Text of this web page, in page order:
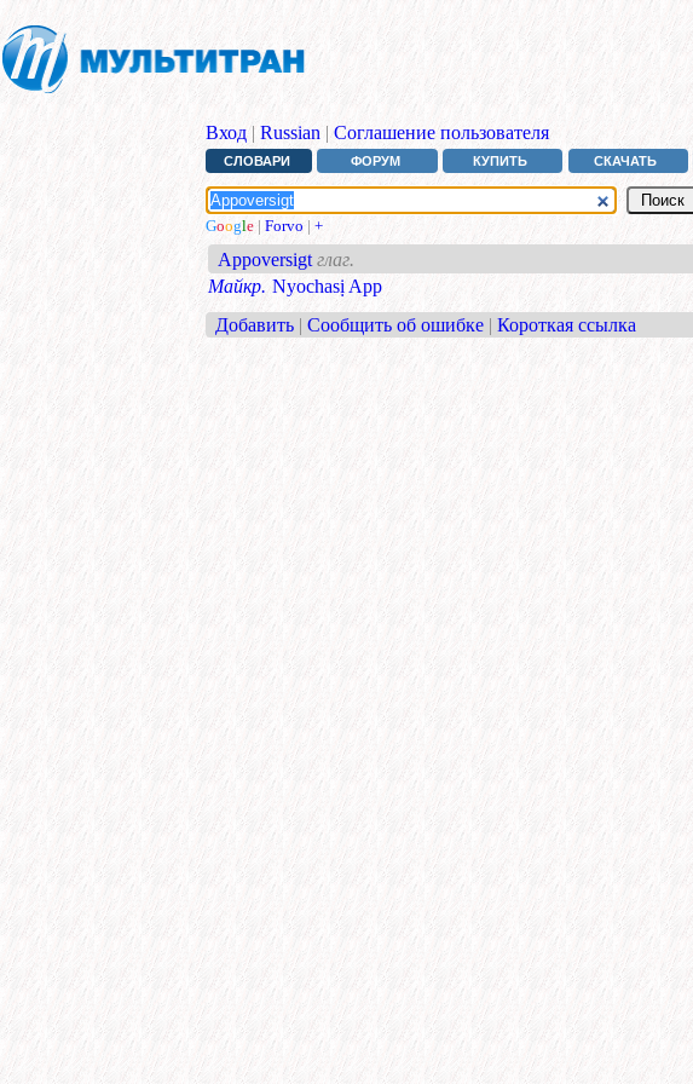
Вход | Russian | Соглашение пользователя
СЛОВАРИ ФОРУМ КУПИТЬ СКАЧАТЬ
Google | Forvo | +
Appoversigt глаг.
Майкр. Nyochasị App
Добавить | Сообщить об ошибке | Короткая ссылка